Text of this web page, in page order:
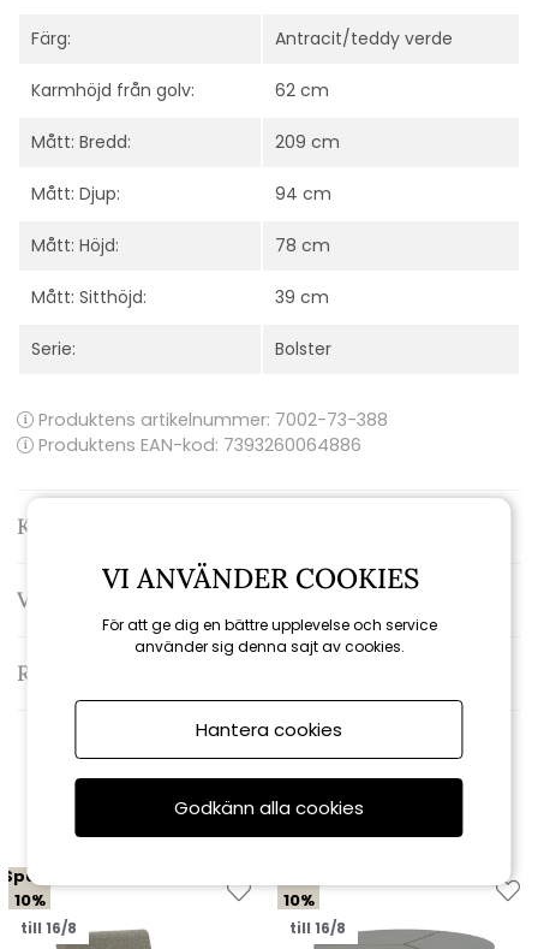
Färg: Antracit/teddy verde
Karmhöjd från golv: 62 cm
Mått: Bredd: 209 cm
Mått: Djup: 94 cm
Mått: Höjd: 78 cm
Mått: Sitthöjd: 39 cm
Serie: Bolster
Produktens artikelnummer: 7002-73-388
Produktens EAN-kod: 7393260064886
Kontakta oss
Varumärke: Brafab
Recensioner
Relaterade produkter
Spara
10%
till 16/8
10%
till 16/8
VI ANVÄNDER COOKIES
För att ge dig en bättre upplevelse och service
använder sig denna sajt av cookies.
Hantera cookies
Godkänn alla cookies